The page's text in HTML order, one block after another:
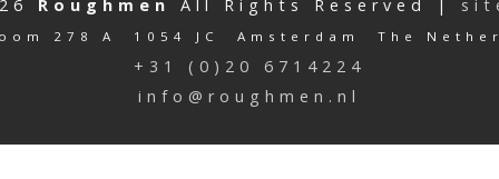
Roughmen All Rights Reserved |
278 A 1054 JC Amsterdam The
+31 (0)20 6714224
info@roughmen.nl